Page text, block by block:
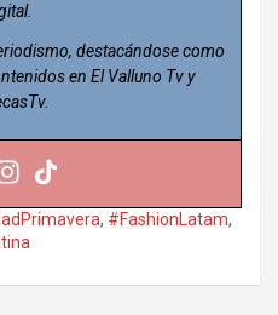
destacándose como
en El Valluno Tv y
, #FashionLatam,